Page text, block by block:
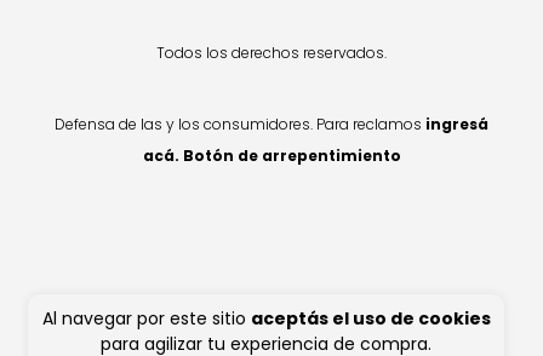
Al navegar por este sitio aceptás el uso de cookies
para agilizar tu experiencia de compra.
Todos los derechos reservados.
Defensa de las y los consumidores. Para reclamos ingresá
acá. Botón de arrepentimiento